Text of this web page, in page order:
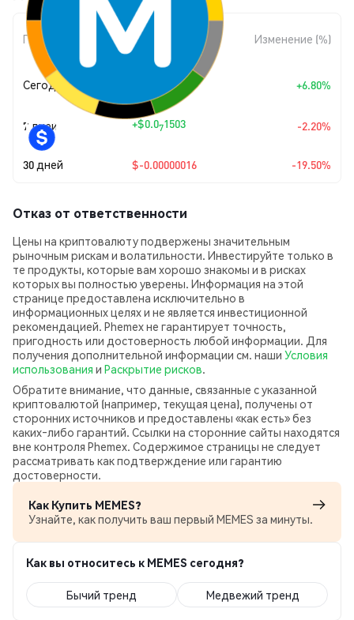
Период
Изменение
суммы
Изменение (%)
Сегодня 4254 +6.80%
7 дней +$0.071503 -2.20%
30 дней $-0.00000016 -19.50%
Отказ от ответственности
Цены на криптовалюту подвержены значительным
рыночным рискам и волатильности. Инвестируйте только в
те продукты, которые вам хорошо знакомы и в рисках
которых вы полностью уверены. Информация на этой
странице предоставлена исключительно в
информационных целях и не является инвестиционной
рекомендацией. Phemex не гарантирует точность,
пригодность или достоверность любой информации. Для
получения дополнительной информации см. наши Условия
использования и Раскрытие рисков.
Обратите внимание, что данные, связанные с указанной
криптовалютой (например, текущая цена), получены от
сторонних источников и предоставлены «как есть» без
каких‑либо гарантий. Ссылки на сторонние сайты находятся
вне контроля Phemex. Содержимое страницы не следует
рассматривать как подтверждение или гарантию
достоверности.
Как Купить MEMES?
Узнайте, как получить ваш первый MEMES за минуты.
Как вы относитесь к MEMES сегодня?
Бычий тренд Медвежий тренд